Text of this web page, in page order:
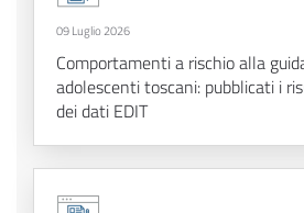
09 Luglio 2026
Comportamenti a rischio alla
adolescenti toscani: pubblicati i
dei dati EDIT